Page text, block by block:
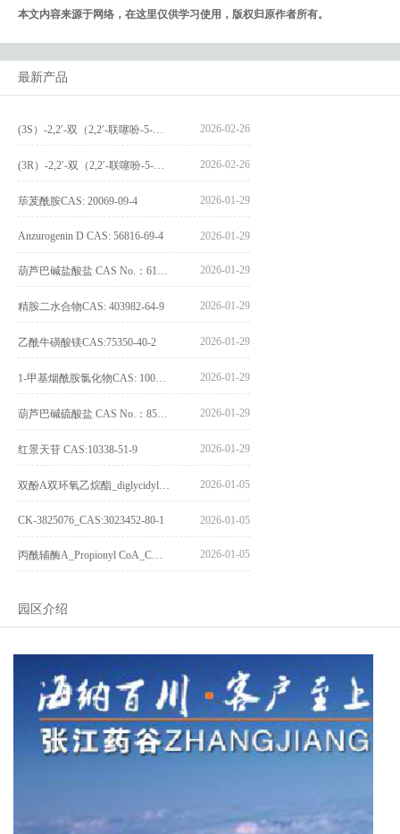
本文内容来源于网络，在这里仅供学习使用，版权归原作者所有。
最新产品
2026-02-26
2026-02-26
荜茇酰胺CAS: 20069-09-4 2026-01-29
Anzurogenin D CAS: 56816-69-4 2026-01-29
2026-01-29
精胺二水合物CAS: 403982-64-9 2026-01-29
乙酰牛磺酸镁CAS:75350-40-2 2026-01-29
2026-01-29
2026-01-29
红景天苷 CAS:10338-51-9 2026-01-29
2026-01-05
CK-3825076_CAS:3023452-80-1 2026-01-05
2026-01-05
园区介绍